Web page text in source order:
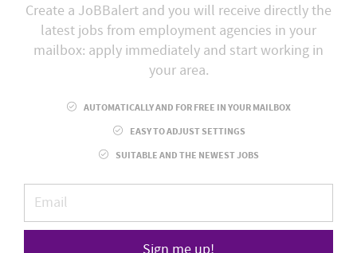
Create a JoBBalert and you will receive directly the
latest jobs from employment agencies in your
mailbox: apply immediately and start working in
your area.
AUTOMATICALLY AND FOR FREE IN YOUR MAILBOX
EASY TO ADJUST SETTINGS
SUITABLE AND THE NEWEST JOBS
Sign me up!